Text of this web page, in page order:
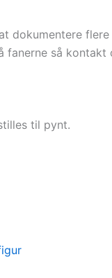
dokumentere
fanerne så
til pynt.